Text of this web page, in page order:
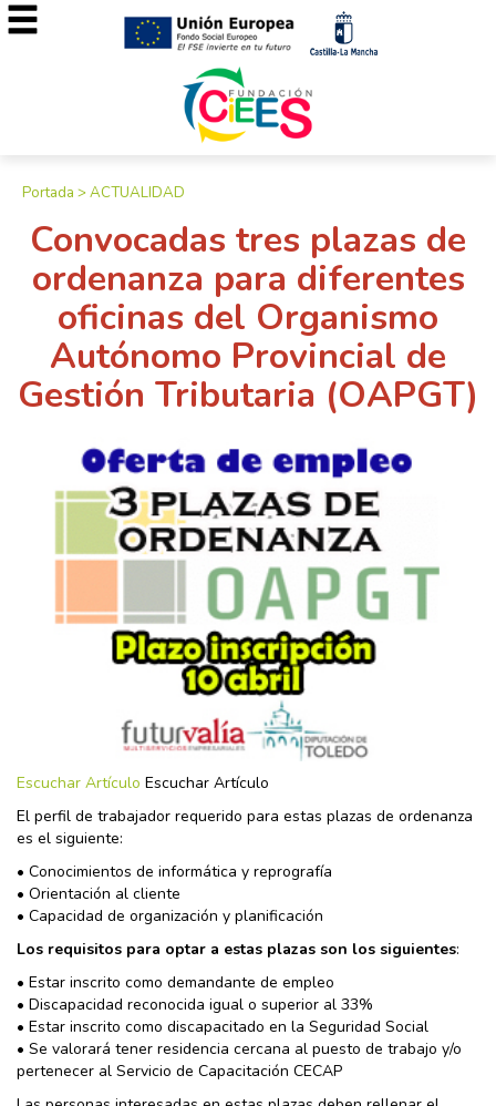
Portada >ACTUALIDAD
Convocadas tres plazas de
ordenanza para diferentes
oficinas del Organismo
Autónomo Provincial de
Gestión Tributaria (OAPGT)
Escuchar Artículo Escuchar Artículo
El perfil de trabajador requerido para estas plazas de ordenanza
es el siguiente:
• Conocimientos de informática y reprografía
• Orientación al cliente
• Capacidad de organización y planificación
Los requisitos para optar a estas plazas son los siguientes:
• Estar inscrito como demandante de empleo
• Discapacidad reconocida igual o superior al 33%
• Estar inscrito como discapacitado en la Seguridad Social
• Se valorará tener residencia cercana al puesto de trabajo y/o
pertenecer al Servicio de Capacitación CECAP